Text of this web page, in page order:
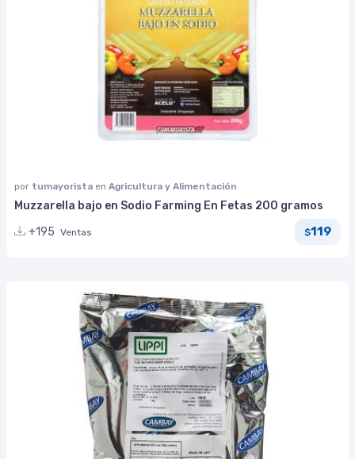
por tumayorista en Agricultura y Alimentación
Muzzarella bajo en Sodio Farming En Fetas 200 gramos
+195 Ventas $119